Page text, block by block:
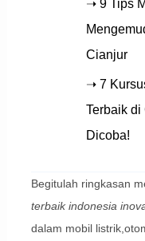
➝ 9 Tips
Cianjur
➝ 7
Terbaik
Dicoba!
Begitulah ringkasan
terbaik indonesia
dalam mobil